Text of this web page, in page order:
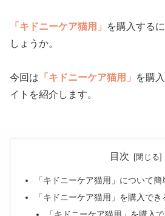
「キドニーケア猫用」
を購入する
しょうか。
今回は 「キドニーケア猫用」
を購
イトを紹介します。
目次
「キドニーケア猫用」について簡
「キドニーケア猫用」を購入で